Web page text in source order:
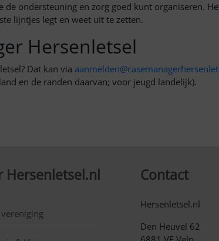
ondersteuning en zorg goed kunt organiseren.
lijntjes legt en weet uit te zetten.
Hersenletsel
Dat kan via
en de randen daarvan; voor jeugd landelijk).
Hersenletsel.nl
vereniging
Contact
Hersenletsel.nl
Den Heuvel 62